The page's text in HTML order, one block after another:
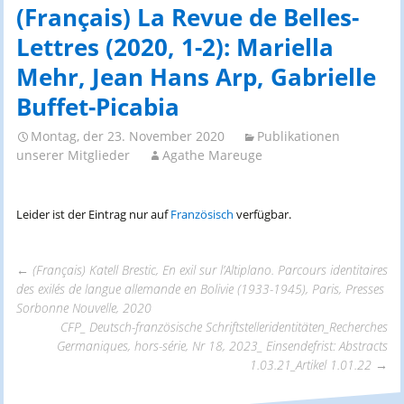
(Français) La Revue de Belles-
Lettres (2020, 1-2): Mariella
Mehr, Jean Hans Arp, Gabrielle
Buffet-Picabia
Montag, der 23. November 2020
Publikationen
unserer Mitglieder
Agathe Mareuge
Leider ist der Eintrag nur aufFranzösisch verfügbar.
Beitrags-
Navigation
← (Français) Katell Brestic, En exil sur l’Altiplano. Parcours identitaires
des exilés de langue allemande en Bolivie (1933-1945), Paris, Presses
Sorbonne Nouvelle, 2020
CFP_ Deutsch-französische Schriftstelleridentitäten_Recherches
Germaniques, hors-série, Nr 18, 2023_ Einsendefrist: Abstracts
1.03.21_Artikel 1.01.22 →